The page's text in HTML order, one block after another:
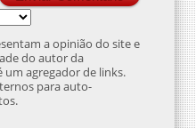
a opinião do site e
do autor da
um agregador de links.
para auto-